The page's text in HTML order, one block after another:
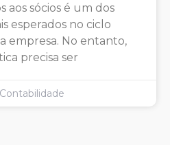
aos sócios é um dos
esperados no ciclo
empresa. No entanto,
precisa ser